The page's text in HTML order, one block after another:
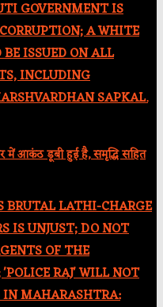
में आकंठ डूबी हुई है, समृद्धि सहित